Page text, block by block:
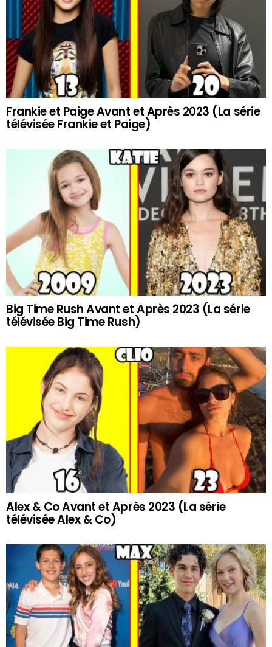
Frankie et Paige Avant et Après 2023 (La série
télévisée Frankie et Paige)
Big Time Rush Avant et Après 2023 (La série
télévisée Big Time Rush)
Alex & Co Avant et Après 2023 (La série
télévisée Alex & Co)